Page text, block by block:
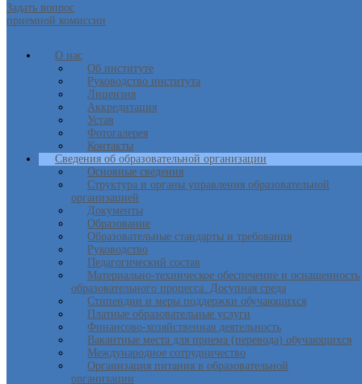
Задать вопрос
приемной комиссии
О нас
Об институте
Руководство института
Лицензия
Аккредитация
Устав
Фотогалерея
Контакты
Сведения об образовательной организации
Основные сведения
Структура и органы управления образовательной
организацией
Документы
Образование
Образовательные стандарты и требования
Руководство
Педагогический состав
Материально-техническое обеспечение и оснащенность
образовательного процесса. Досупная среда
Стипендии и меры поддержки обучающихся
Платные образовательные услуги
Финансово-хозяйственная деятельность
Вакантные места для приема (перевода) обучающихся
Международное сотрудничество
Организация питания в образовательной
организации